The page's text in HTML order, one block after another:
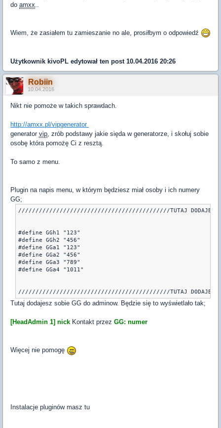
do amxx
Wiem, że zasiałem tu zamieszanie no ale, prosiłbym o odpowiedź
Użytkownik kivoPL edytował ten post 10.04.2016 20:26
Robiin
10.04.2016
Nikt nie pomoże w takich sprawdach.
http://amxx.pl/vipgenerator
generator vip, zrób podstawy jakie sięda w generatorze, i skołuj sobie
osobę która pomożę Ci z resztą.
To samo z menu.
Plugin na napis menu, w którym będziesz miał osoby i ich numery
GG;
////////////////////////////////////////////TUTAJ DODAJESZ GG
#define GGh1 "123"
#define GGh2 "456"
#define GGa1 "123"
#define GGa2 "456"
#define GGa3 "789"
#define GGa4 "1011"
////////////////////////////////////////////TUTAJ DODAJESZ GG
Tutaj dodajesz sobie GG do adminow. Będzie się to wyświetlało tak;
[HeadAdmin 1] nick Kontakt przez GG: numer
Więcej nie pomogę
Instalacje pluginów masz tu